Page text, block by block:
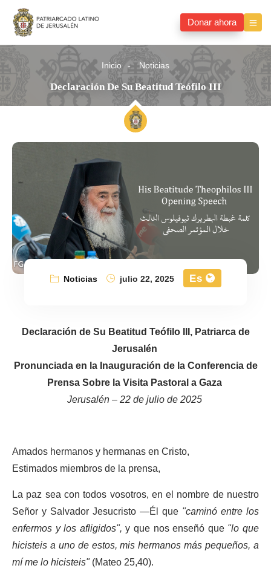
Donar ahora
Inicio Noticias
Declaración De Su Beatitud Teófilo III
Noticias julio 22, 2025 Es
Declaración de Su Beatitud Teófilo III, Patriarca de
Jerusalén
Pronunciada en la Inauguración de la Conferencia de
Prensa Sobre la Visita Pastoral a Gaza
Jerusalén – 22 de julio de 2025
Amados hermanos y hermanas en Cristo,
Estimados miembros de la prensa,
La paz sea con todos vosotros, en el nombre de nuestro
Señor y Salvador Jesucristo —Él que "caminó entre los
enfermos y los afligidos",y que nos enseñó que"lo que
hicisteis a uno de estos, mis hermanos más pequeños, a
mí me lo hicisteis"(Mateo 25,40).